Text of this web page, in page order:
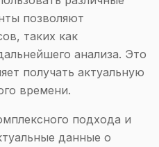
позволяют
таких как
анализа. Это
получать актуальную
времени.
подхода и
данные о